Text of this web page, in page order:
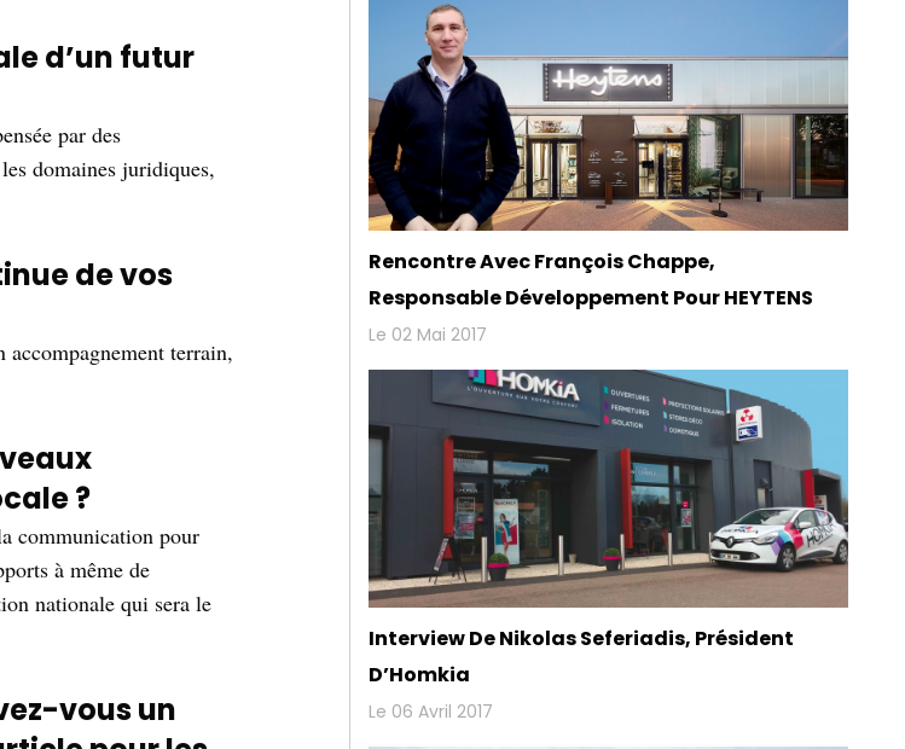
d’un futur
par des
domaines juridiques,
de vos
terrain,
?
communication pour
à même de
nationale qui sera le
vous un
Rencontre Avec François Chappe,
Responsable Développement Pour HEYTENS
Le 02 Mai 2017
Interview De Nikolas Seferiadis, Président
D’Homkia
Le 06 Avril 2017